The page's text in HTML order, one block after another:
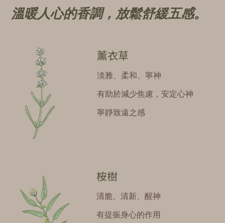
溫暖人心的香調，放鬆舒緩五感。
薰衣草
淡雅、柔和、寧神
有助於減少焦慮，安定心神
寧靜致遠之感
桉樹
清脆、清新、醒神
有提振身心的作用